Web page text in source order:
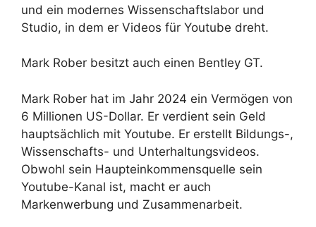
und ein modernes Wissenschaftslabor und
Studio, in dem er Videos für Youtube dreht.
Mark Rober besitzt auch einen Bentley GT.
Mark Rober hat im Jahr 2024 ein Vermögen von
6 Millionen US-Dollar. Er verdient sein Geld
hauptsächlich mit Youtube. Er erstellt Bildungs-,
Wissenschafts- und Unterhaltungsvideos.
Obwohl sein Haupteinkommensquelle sein
Youtube-Kanal ist, macht er auch
Markenwerbung und Zusammenarbeit.